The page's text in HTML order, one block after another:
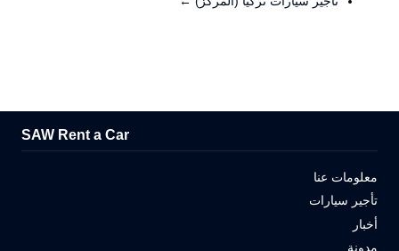
SAW Rent a Car
معلومات عنا
تأجير سيارات
أخبار
مدونة